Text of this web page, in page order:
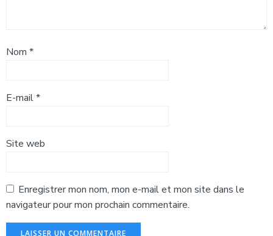
Nom *
E-mail*
Site web
Enregistrer mon nom, mon e-mail et mon site dans le
navigateur pour mon prochain commentaire.